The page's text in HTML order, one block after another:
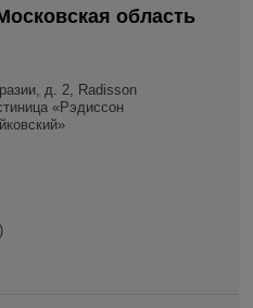
область
д. 2, Radisson
«Рэдиссон